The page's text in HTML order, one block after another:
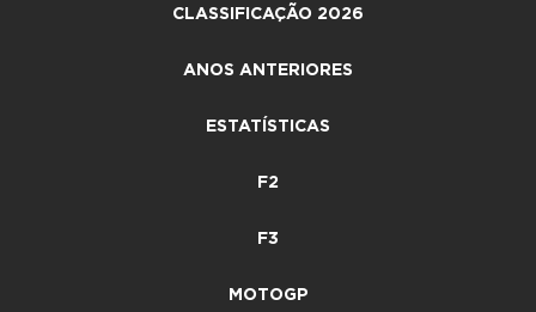
CLASSIFICAÇÃO 2026
ANOS ANTERIORES
ESTATÍSTICAS
F2
F3
MOTOGP